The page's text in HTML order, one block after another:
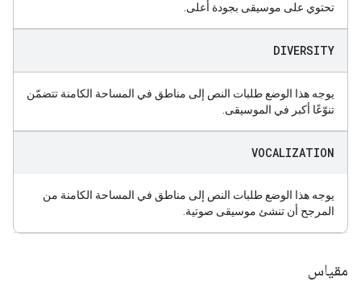
تحتوي على موسيقى بجودة أعلى.
DIVERSITY
يوجه هذا الوضع طلبات النص إلى مناطق في المساحة الكامنة تتضمّن
تنوّعًا أكبر في الموسيقى.
VOCALIZATION
يوجه هذا الوضع طلبات النص إلى مناطق في المساحة الكامنة من
المرجح أن تنشئ موسيقى صوتية.
مقياس